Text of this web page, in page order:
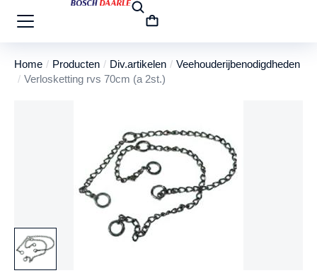
Je bent hier:
Home Producten Div.artikelen
Veehouderijbenodigdheden
Verlosketting rvs 70cm (a 2st.)